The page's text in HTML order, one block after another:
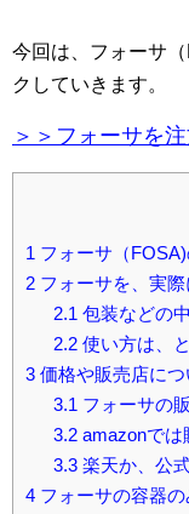
今回は、フォーサ
クしていきます。
＞＞フォーサを
1 フォーサ（
2 フォーサを、実
2.1 包装などの
2.2使い方は、
3 価格や販売店につ
3.1 フォーサの
3.2amazonでは
3.3楽天か、公
4 フォーサの容器